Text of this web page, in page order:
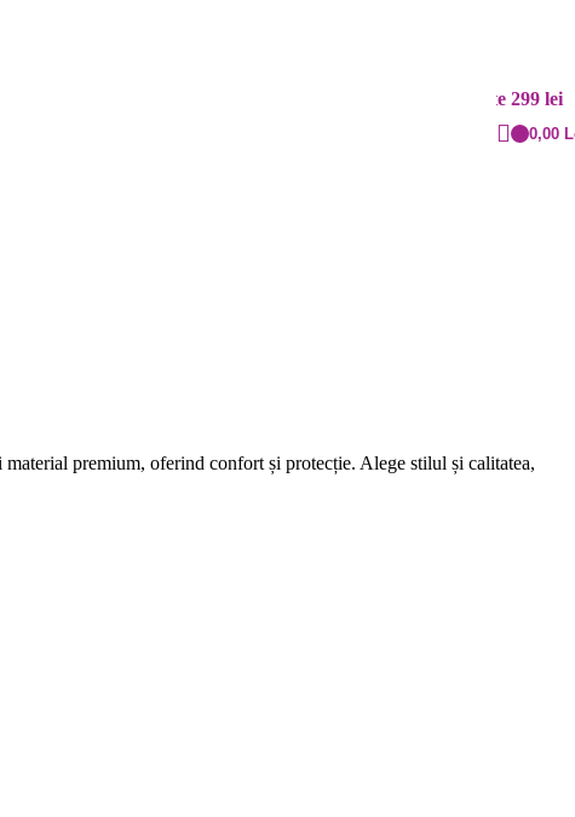
Cost: 20 lei și gratuit peste 299 lei
0,00
premium, oferind confort și protecție. Alege stilul și calitatea,